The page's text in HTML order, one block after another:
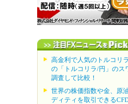
高金利で人気のトルコリ
の「トルコリラ/円」のス
調査して比較！
世界の株価指数や金、原
ディティを取引できる